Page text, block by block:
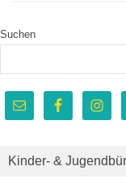
Suchen
Kinder- &